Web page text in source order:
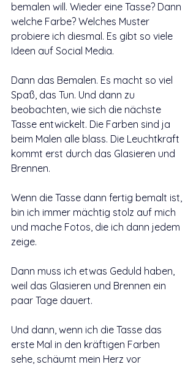
bemalen will. Wieder eine Tasse? Dann
welche Farbe? Welches Muster
probiere ich diesmal. Es gibt so viele
Ideen auf Social Media.
Dann das Bemalen. Es macht so viel
Spaß, das Tun. Und dann zu
beobachten, wie sich die nächste
Tasse entwickelt. Die Farben sind ja
beim Malen alle blass. Die Leuchtkraft
kommt erst durch das Glasieren und
Brennen.
Wenn die Tasse dann fertig bemalt ist,
bin ich immer mächtig stolz auf mich
und mache Fotos, die ich dann jedem
zeige.
Dann muss ich etwas Geduld haben,
weil das Glasieren und Brennen ein
paar Tage dauert.
Und dann, wenn ich die Tasse das
erste Mal in den kräftigen Farben
sehe, schäumt mein Herz vor